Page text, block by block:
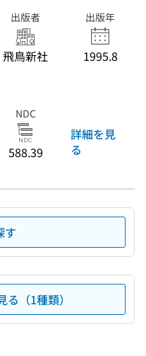
出版者
飛鳥新社
出版年
1995.8
NDC
588.39
詳細を見
る
す
（1種類）